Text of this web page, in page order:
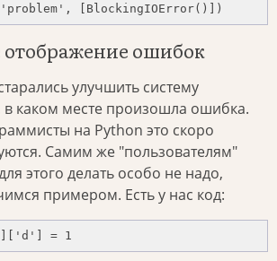
[BlockingIOError()])
ошибок
улучшить систему
в каком месте произошла ошибка.
на Python это скоро
Самим же "пользователям"
этого делать особо не надо,
примером. Есть у нас код:
= 1